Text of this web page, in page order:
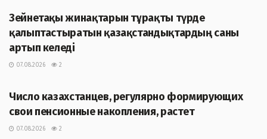
Зейнетақы жинақтарын тұрақты түрде
қалыптастыратын қазақстандықтардың саны
артып келеді
07.08.2026
2
Число казахстанцев, регулярно формирующих
свои пенсионные накопления, растет
07.08.2026
2